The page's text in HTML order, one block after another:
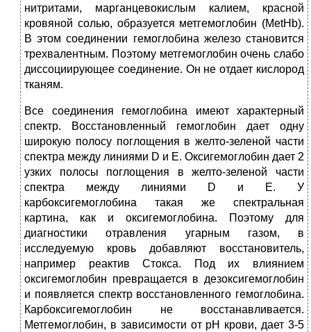
нитритами, марганцевокислым калием, красной
кровяной солью, образуется метгемоглобин (MetHb).
В этом соединении гемоглобина железо становится
трехвалентным. Поэтому метгемоглобин очень слабо
диссоциирующее соединение. Он не отдает кислород
тканям.
Все соединения гемоглобина имеют характерный
спектр. Восстановленный гемоглобин дает одну
широкую полосу поглощения в желто-зеленой части
спектра между линиями D и E. Оксигемоглобин дает 2
узких полосы поглощения в желто-зеленой части
спектра между линиями D и E. У
карбоксигемоглобина такая же спектральная
картина, как и оксигемоглобина. Поэтому для
диагностики отравления угарным газом, в
исследуемую кровь добавляют восстановитель,
например реактив Стокса. Под их влиянием
оксигемоглобин превращается в дезоксигемоглобин
и появляется спектр восстановленного гемоглобина.
Карбоксигемоглобин не восстанавливается.
Метгемоглобин, в зависимости от рН крови, дает 3-5